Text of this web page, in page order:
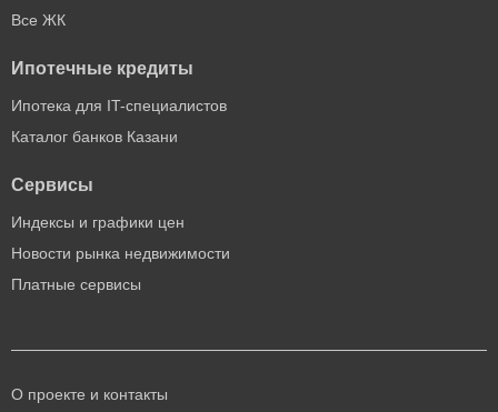
Все ЖК
Ипотечные кредиты
Ипотека для IT-специалистов
Каталог банков Казани
Сервисы
Индексы и графики цен
Новости рынка недвижимости
Платные сервисы
О проекте и контакты